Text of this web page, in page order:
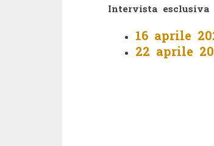
Intervista esclusiva
16 aprile
22 aprile